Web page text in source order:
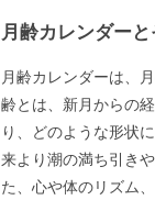
月齢カレンダー
月齢カレンダーは、
齢とは、新月からの
り、どのような形状
来より潮の満ち引き
た、心や体のリズム